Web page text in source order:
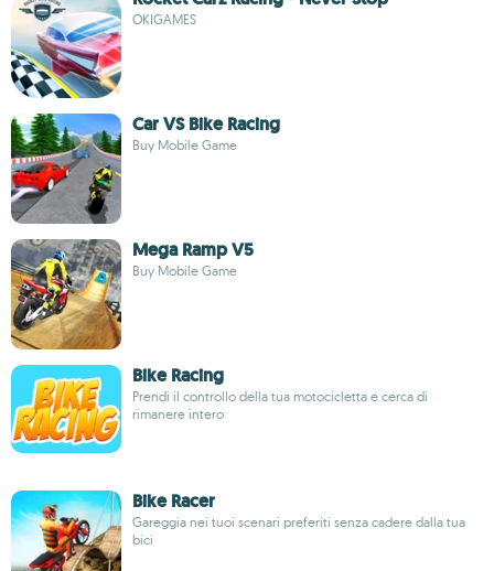
OKIGAMES
Car VS Bike Racing
Buy Mobile Game
Mega Ramp V5
Buy Mobile Game
Bike Racing
Prendi il controllo della tua motocicletta e cerca di
rimanere intero
Bike Racer
Gareggia nei tuoi scenari preferiti senza cadere dalla tua
bici